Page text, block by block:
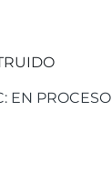
EN PROCESO